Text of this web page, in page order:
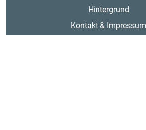
Hintergrund
Kontakt & Impressum